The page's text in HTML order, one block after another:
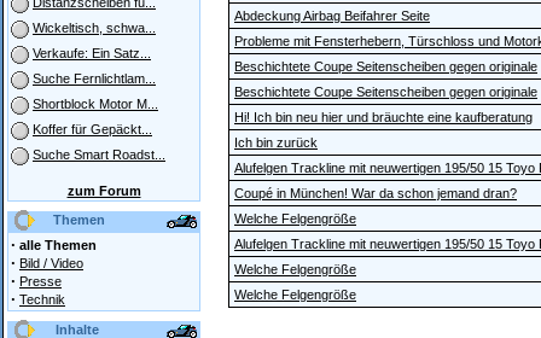
Distanzscheiben fü...
Wickeltisch, schwa...
Verkaufe: Ein Satz...
Suche Fernlichtlam...
Shortblock Motor M...
Koffer für Gepäckt...
Suche Smart Roadst...
zum Forum
Themen
· alle Themen
· Bild / Video
· Presse
· Technik
Inhalte
Abdeckung Airbag Beifahrer Seite
Probleme mit Fensterhebern, Türschloss und
Beschichtete Coupe Seitenscheiben gegen originale
Beschichtete Coupe Seitenscheiben gegen originale
Hi! Ich bin neu hier und bräuchte eine kaufberatung
Ich bin zurück
Alufelgen Trackline mit neuwertigen 195/50 15
Coupé in München! War da schon jemand dran?
Welche Felgengröße
Alufelgen Trackline mit neuwertigen 195/50 15
Welche Felgengröße
Welche Felgengröße